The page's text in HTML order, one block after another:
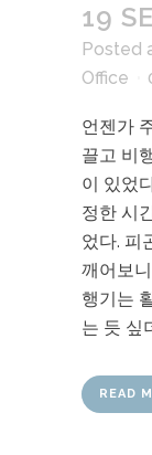
19
Posted
Office
언젠가
끌고 비
이 있었
정한 시
었다. 피
깨어보
행기는
는 듯 싶
READ